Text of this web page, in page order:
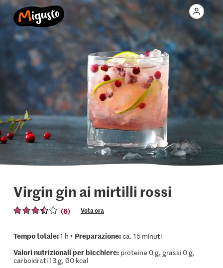
Virgin gin ai mirtilli rossi
(6) Vota ora
Tempo totale:1 h • Preparazione:ca. 15 minuti
Valori nutrizionali per bicchiere:proteine 0 g, grassi 0 g,
carboidrati 13 g, 60 kcal